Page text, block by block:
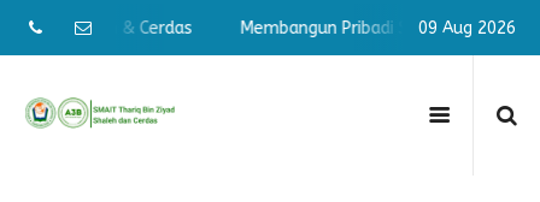
Shaleh & Cerdas Membangun Pribadi Shaleh & Cerdas
09 Aug 2026